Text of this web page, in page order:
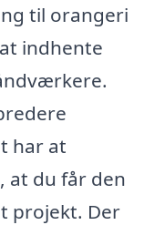
til orangeri
indhente
har at
at du får den
projekt. Der